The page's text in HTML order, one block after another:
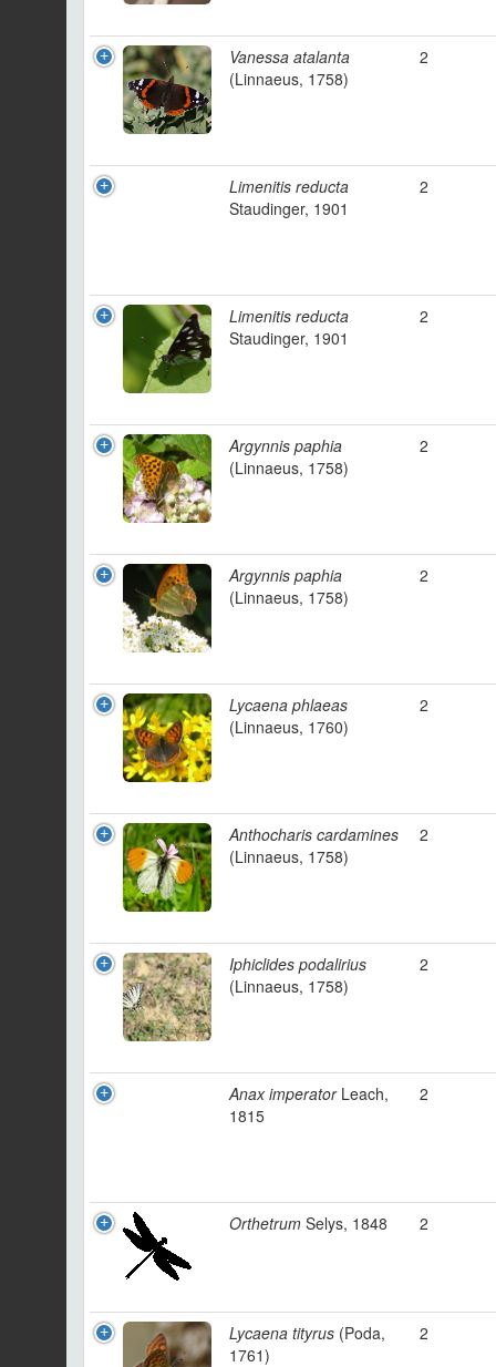
Vanessa atalanta
(Linnaeus, 1758)
2
Limenitis reducta
Staudinger, 1901
2
Limenitis reducta
Staudinger, 1901
2
Argynnis paphia
(Linnaeus, 1758)
2
Argynnis paphia
(Linnaeus, 1758)
2
Lycaena phlaeas
(Linnaeus, 1760)
2
Anthocharis cardamines
(Linnaeus, 1758)
2
Iphiclides podalirius
(Linnaeus, 1758)
2
Anax imperatorLeach,
1815
2
Orthetrum Selys, 1848 2
Lycaena tityrus (Poda,
1761)
2